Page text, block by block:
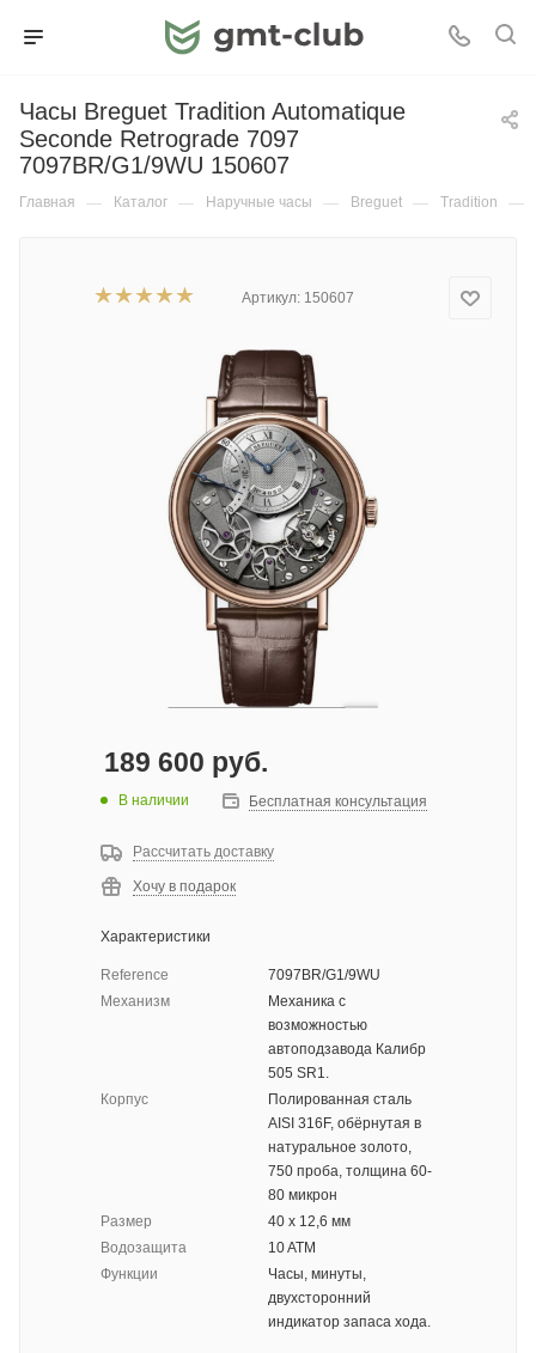
Часы Breguet Tradition Automatique
Seconde Retrograde 7097
7097BR/G1/9WU 150607
Главная — Каталог — Наручные часы — Breguet — Tradition —
Артикул: 150607
189 600 руб.
В наличии Бесплатная консультация
Рассчитать доставку
Хочу в подарок
Характеристики
Reference
7097BR/G1/9WU
Механизм
Механика с
возможностью
автоподзавода Калибр
505 SR1.
Корпус
Полированная сталь
AISI 316F, обёрнутая в
натуральное золото,
750 проба, толщина 60-
80 микрон
Размер
40 х 12,6 мм
Водозащита
10 ATM
Функции
Часы, минуты,
двухсторонний
индикатор запаса хода.